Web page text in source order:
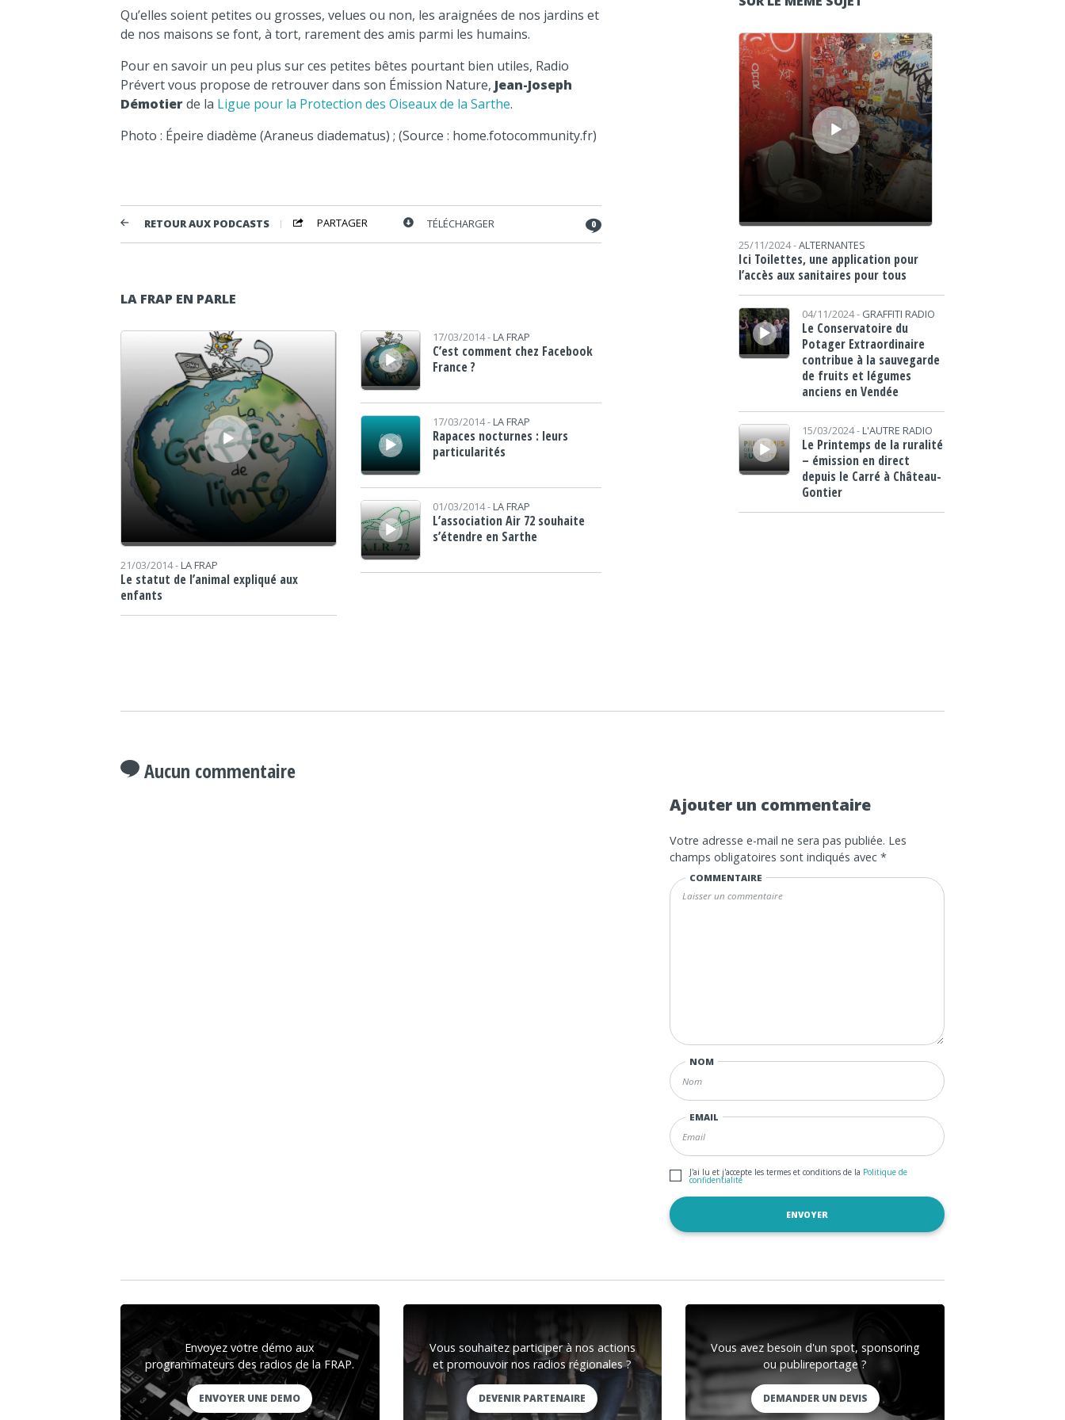
Qu’elles soient petites ou grosses, velues ou non, les araignées de nos jardins et
de nos maisons se font, à tort, rarement des amis parmi les humains.
Pour en savoir un peu plus sur ces petites bêtes pourtant bien utiles, Radio
Prévert vous propose de retrouver dans son Émission Nature, Jean-Joseph
Démotierde la Ligue pour la Protection des Oiseaux de la Sarthe.
Photo : Épeire diadème (Araneus diadematus) ; (Source : home.fotocommunity.fr)
RETOUR AUX PODCASTS PARTAGER TÉLÉCHARGER 0
LA FRAP EN PARLE
Lecteur audio
21/03/2014 - LA FRAP
Le statut de l’animal expliqué aux
enfants
Lecteur audio 17/03/2014 - LA FRAP
C’est comment chez Facebook
France ?
Lecteur audio 17/03/2014 - LA FRAP
Rapaces nocturnes : leurs
particularités
Lecteur audio 01/03/2014 - LA FRAP
L’association Air 72 souhaite
s’étendre en Sarthe
Lecteur audio
25/11/2024 -ALTERNANTES
Ici Toilettes, une application pour
l’accès aux sanitaires pour tous
Lecteur audio
04/11/2024 - GRAFFITI RADIO
Le Conservatoire du
Potager Extraordinaire
contribue à la sauvegarde
de fruits et légumes
anciens en Vendée
Lecteur audio
15/03/2024 - L'AUTRE RADIO
Le Printemps de la ruralité
– émission en direct
depuis le Carré à Château-
Gontier
Aucun commentaire
Ajouter un commentaire
Votre adresse e-mail ne sera pas publiée. Les
champs obligatoires sont indiqués avec*
COMMENTAIRE
NOM
EMAIL
J'ai lu et j'accepte les termes et conditions de la Politique de
confidentialité
Envoyez votre démo aux
programmateurs des radios de la FRAP.
ENVOYER UNE DEMO
Vous souhaitez participer à nos actions
et promouvoir nos radios régionales ?
DEVENIR PARTENAIRE
Vous avez besoin d'un spot, sponsoring
ou publireportage ?
DEMANDER UN DEVIS